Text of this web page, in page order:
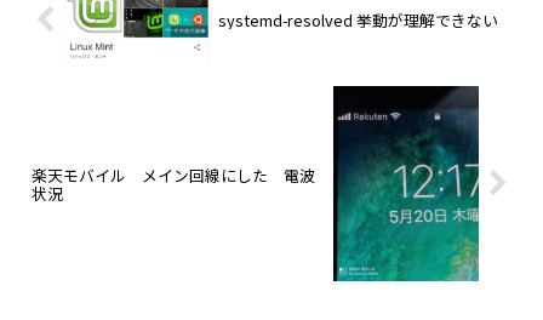
systemd-resolved 挙動が理解できない
楽天モバイル メイン回線にした 電波
状況